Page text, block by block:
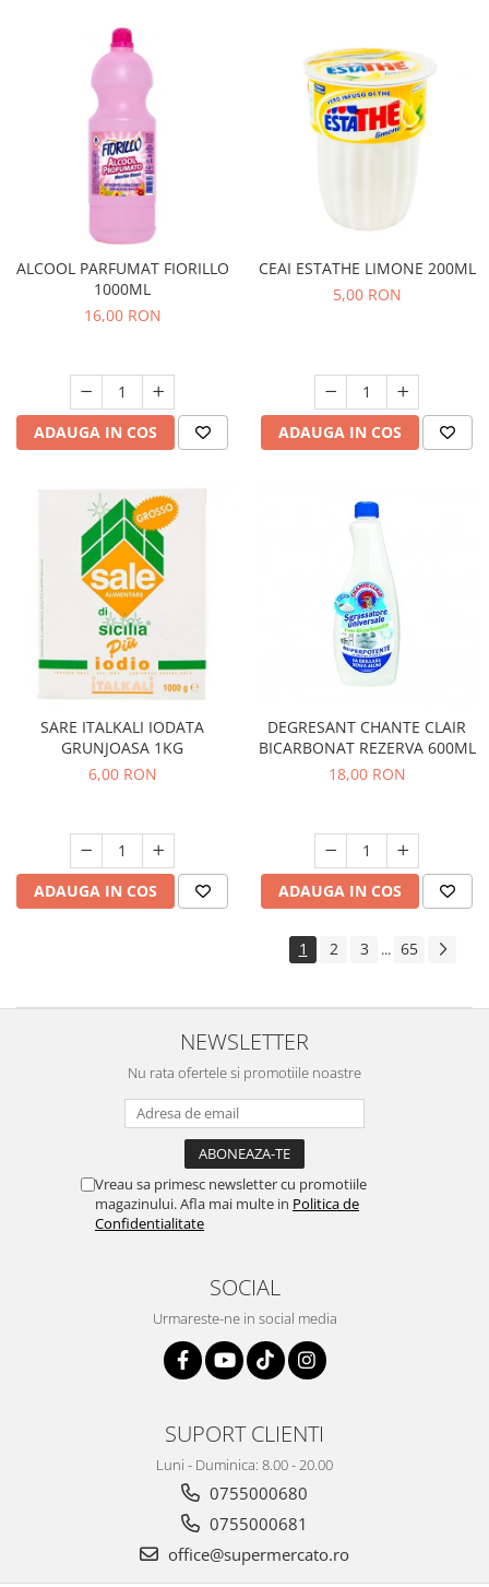
ALCOOL PARFUMAT FIORILLO
1000ML
16,00 RON
ADAUGA IN COS
CEAI ESTATHE LIMONE 200ML
5,00 RON
ADAUGA IN COS
SARE ITALKALI IODATA
GRUNJOASA 1KG
6,00 RON
ADAUGA IN COS
DEGRESANT CHANTE CLAIR
BICARBONAT REZERVA 600ML
18,00 RON
ADAUGA IN COS
1 2 3 ... 65
NEWSLETTER
Nu rata ofertele si promotiile noastre
Vreau sa primesc newsletter cu promotiile
magazinului. Afla mai multe in Politica de
Confidentialitate
SOCIAL
Urmareste-ne in social media
SUPORT CLIENTI
Luni - Duminica: 8.00 - 20.00
0755000680
0755000681
office@supermercato.ro